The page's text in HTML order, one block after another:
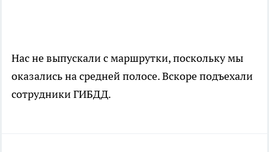
Нас не выпускали с маршрутки, поскольку мы
оказались на средней полосе. Вскоре подъехали
сотрудники ГИБДД.